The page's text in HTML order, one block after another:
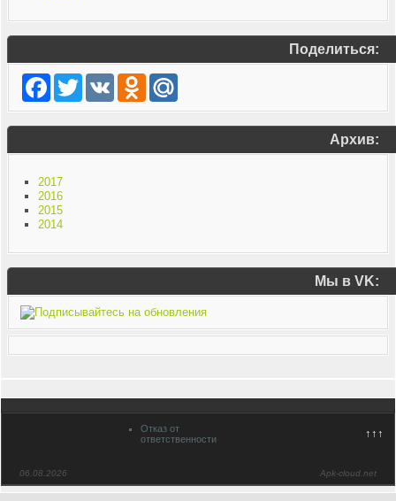
Поделиться:
Facebook
TwitterVK Odnoklassniki
Mail.Ru
Архив:
2017
2016
2015
2014
Мы в VK:
↑↑↑
Отказ от
ответственности
06.08.2026 Apk-cloud.net